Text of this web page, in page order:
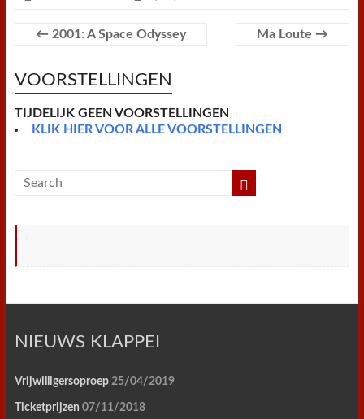
o
r
e
p
r
n
d
l
y
← 2001: A Space Odyssey Ma Loute →
VOORSTELLINGEN
TIJDELIJK GEEN VOORSTELLINGEN
KLIK HIER VOOR ALLE VOORSTELLINGEN
NIEUWS KLAPPEI
Vrijwilligersoproep 25/04/2019
Ticketprijzen 07/11/2018